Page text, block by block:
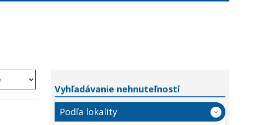
Vyhľadávanie nehnuteľností
Podľa lokality